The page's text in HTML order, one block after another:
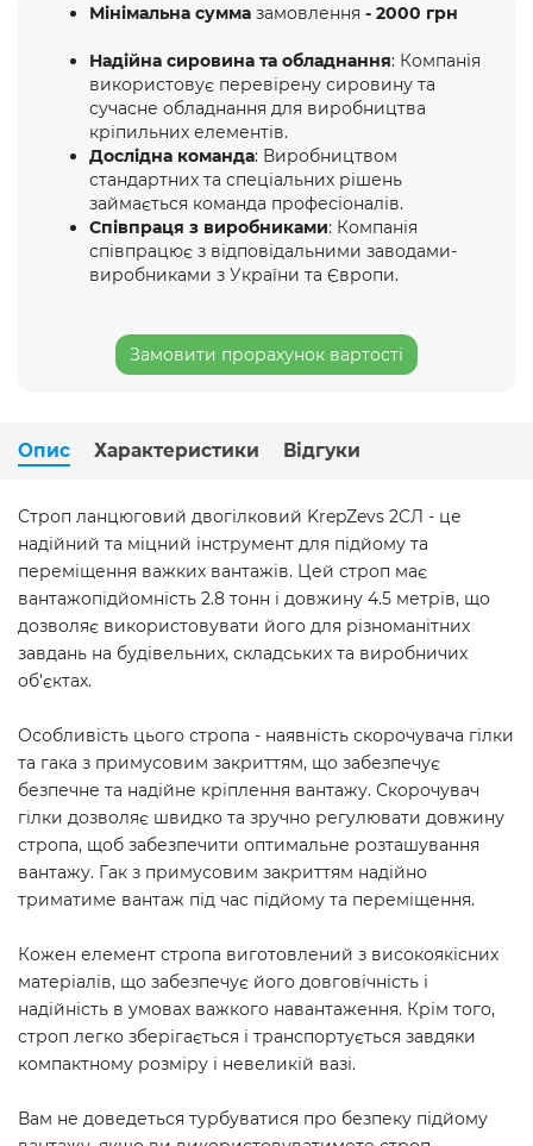
Мінімальна сумма замовлення - 2000 грн
Надійна сировина та обладнання: Компанія
використовує перевірену сировину та
сучасне обладнання для виробництва
кріпильних елементів.
Дослідна команда: Виробництвом
стандартних та спеціальних рішень
займається команда професіоналів.
Співпраця з виробниками: Компанія
співпрацює з відповідальними заводами-
виробниками з України та Європи.
Замовити прорахунок вартості
Опис Характеристики Відгуки
Строп ланцюговий двогілковий KrepZevs 2СЛ - це
надійний та міцний інструмент для підйому та
переміщення важких вантажів. Цей строп має
вантажопідйомність 2.8 тонн і довжину 4.5 метрів, що
дозволяє використовувати його для різноманітних
завдань на будівельних, складських та виробничих
об'єктах.
Особливість цього стропа - наявність скорочувача гілки
та гака з примусовим закриттям, що забезпечує
безпечне та надійне кріплення вантажу. Скорочувач
гілки дозволяє швидко та зручно регулювати довжину
стропа, щоб забезпечити оптимальне розташування
вантажу. Гак з примусовим закриттям надійно
триматиме вантаж під час підйому та переміщення.
Кожен елемент стропа виготовлений з високоякісних
матеріалів, що забезпечує його довговічність і
надійність в умовах важкого навантаження. Крім того,
строп легко зберігається і транспортується завдяки
компактному розміру і невеликій вазі.
Вам не доведеться турбуватися про безпеку підйому